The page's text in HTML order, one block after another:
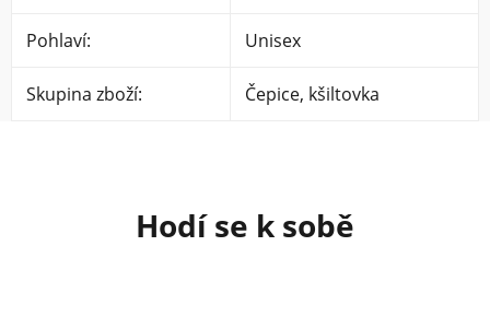
Pohlaví: Unisex
Skupina zboží: Čepice, kšiltovka